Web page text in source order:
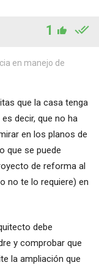
1
en manejo de
que la casa tenga
decir, que no ha
en los planos de
que se puede
de reforma al
no te lo requiere) en
debe
y comprobar que
la ampliación que